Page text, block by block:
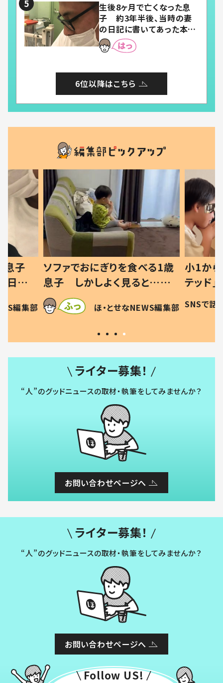
生後8ヶ月で亡くなった息
子 約3年半後、当時の妻
の日記に書いてあった本音
とは
6位以降はこちら
1歳
…母
現行
編集部
小1から不登校、息子は「ギフ
テッド」だった 父が“ウチ給
食”を作り続ける理由とは #令
和の親 #令和の子
SNSで話題 ほ・とせなNEWS編集部
ひ孫に
が、抱
に「涙
方ない」
ライター募集！
“人”のグッドニュースの取材・執筆をしてみませんか？
お問い合わせページへ
ライター募集！
“人”のグッドニュースの取材・執筆をしてみませんか？
お問い合わせページへ
Follow US!